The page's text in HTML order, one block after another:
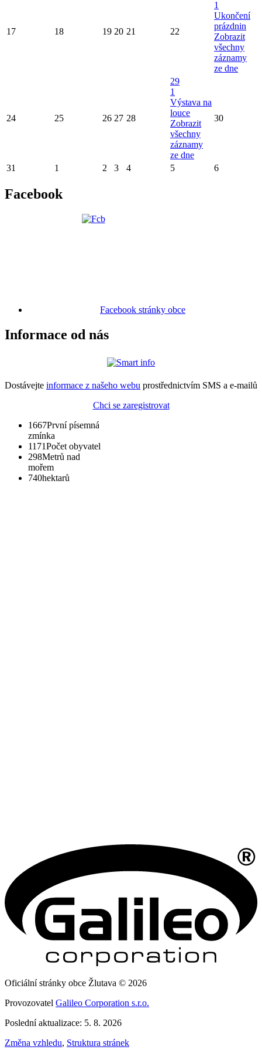
17 18 19 20 21 22
1
Ukončení
prázdnin
Zobrazit
všechny
záznamy
ze dne
24 25 26 27 28
29
1
Výstava na
louce
Zobrazit
všechny
záznamy
ze dne
30
31 1 2 3 4 5 6
Facebook
Facebook stránky obce
Informace od nás
Dostávejte informace z našeho webu prostřednictvím SMS a e-mailů
Chci se zaregistrovat
1667První písemná
zmínka
1171Počet obyvatel
298Metrů nad
mořem
740hektarů
Oficiální stránky obce Žlutava © 2026
Provozovatel Galileo Corporation s.r.o.
Poslední aktualizace: 5. 8. 2026
Změna vzhledu, Struktura stránek